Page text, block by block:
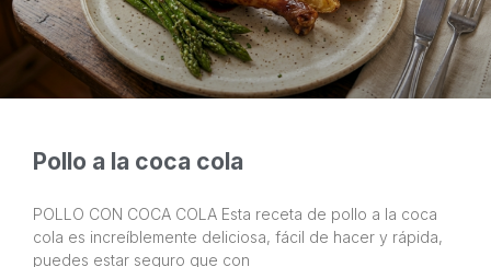
Pollo a la coca cola
POLLO CON COCA COLA Esta receta de pollo a la coca
cola es increíblemente deliciosa, fácil de hacer y rápida,
puedes estar seguro que con